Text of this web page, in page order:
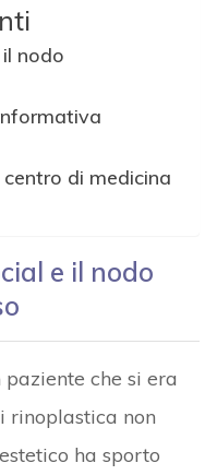
nodo
di medicina
e il nodo
che si era
rinoplastica non
ha sporto